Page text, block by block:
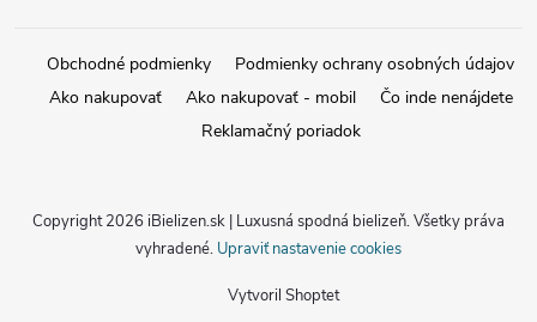
Obchodné podmienky
Podmienky ochrany osobných údajov
Ako nakupovať
Ako nakupovať - mobil
Čo inde nenájdete
Reklamačný poriadok
Vytvoril Shoptet
Copyright 2026 iBielizen.sk | Luxusná spodná bielizeň. Všetky práva
vyhradené. Upraviť nastavenie cookies